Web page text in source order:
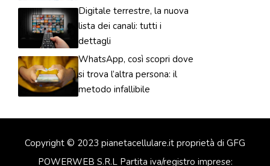
Digitale terrestre, la nuova
lista dei canali: tutti i
dettagli
WhatsApp, così scopri dove
si trova l’altra persona: il
metodo infallibile
Copyright © 2023 pianetacellulare.it proprietà di GFG
POWERWEB S.R.L Partita iva/registro imprese: